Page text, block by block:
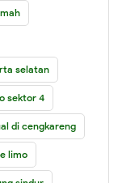
selatan
sektor 4
di cengkareng
limo